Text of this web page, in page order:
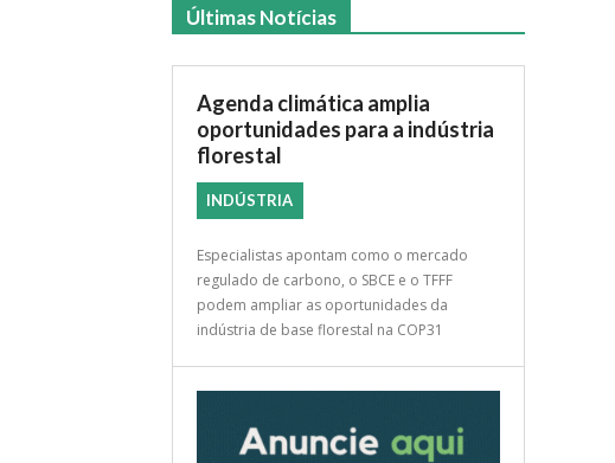
Últimas Notícias
Agenda climática amplia
oportunidades para a indústria
florestal
INDÚSTRIA
Especialistas apontam como o mercado
regulado de carbono, o SBCE e o TFFF
podem ampliar as oportunidades da
indústria de base florestal na COP31